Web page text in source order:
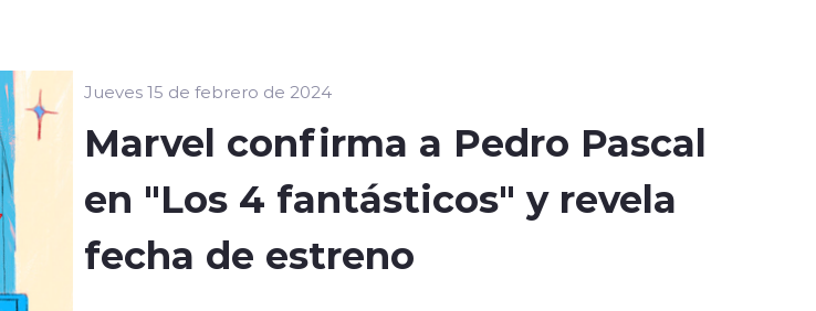
Jueves 15 de febrero de 2024
Marvel confirma a Pedro Pascal
en "Los 4 fantásticos" y revela
fecha de estreno